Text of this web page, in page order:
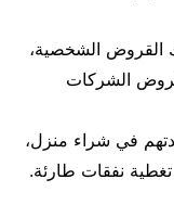
القروض الشخصية،
الشركات
في شراء منزل،
نفقات طارئة.